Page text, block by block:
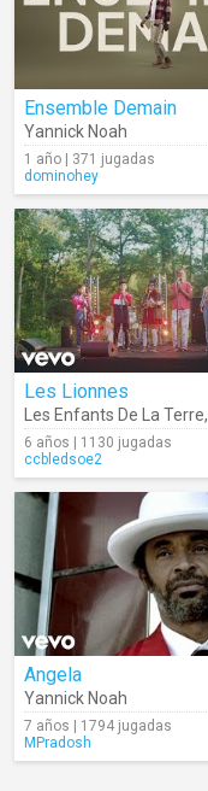
Ensemble Demain
Yannick Noah
1 año | 371 jugadas
dominohey
Les Lionnes
Les Enfants De La Terre,
6 años | 1130 jugadas
ccbledsoe2
Angela
Yannick Noah
7 años | 1794 jugadas
MPradosh